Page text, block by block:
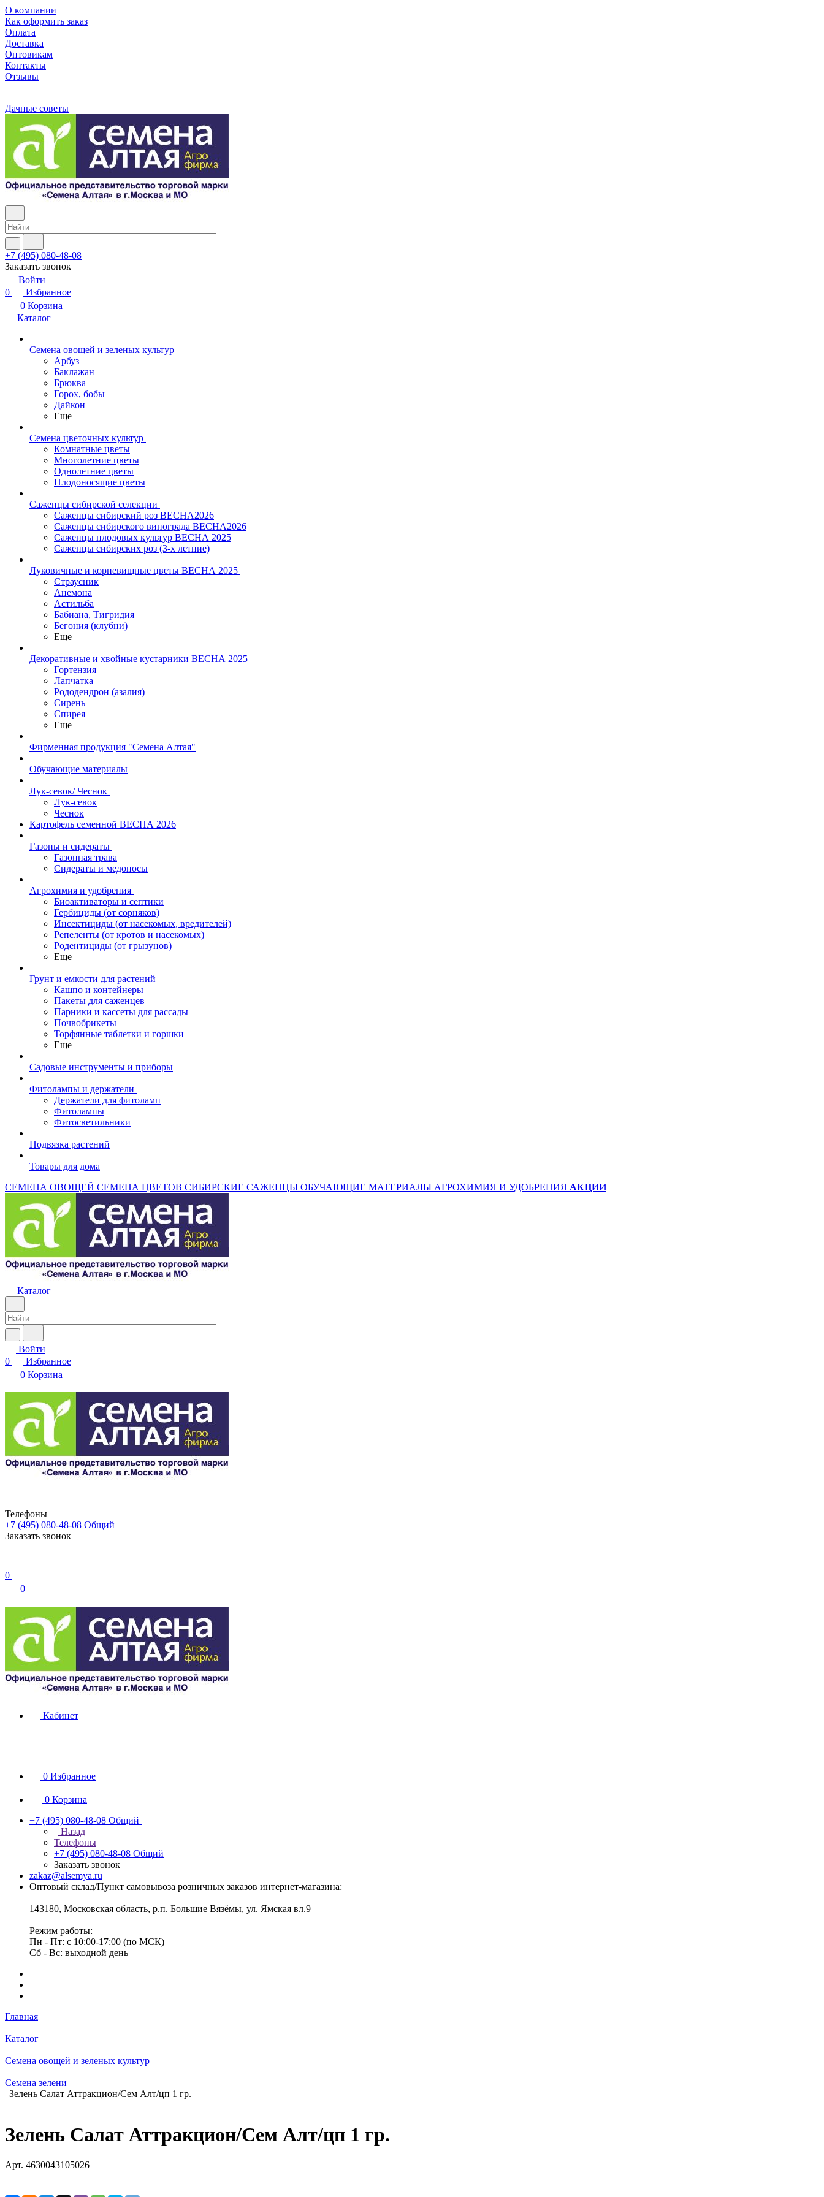
О компании
Как оформить заказ
Оплата
Доставка
Оптовикам
Контакты
Отзывы
Дачные советы
+7 (495) 080-48-08
Заказать звонок
Войти
0
Избранное
0 Корзина
Каталог
Семена овощей и зеленых культур
Арбуз
Баклажан
Брюква
Горох, бобы
Дайкон
Еще
Семена цветочных культур
Комнатные цветы
Многолетние цветы
Однолетние цветы
Плодоносящие цветы
Саженцы сибирской селекции
Саженцы сибирский роз ВЕСНА2026
Саженцы сибирского винограда ВЕСНА2026
Саженцы плодовых культур ВЕСНА 2025
Саженцы сибирских роз (3-х летние)
Луковичные и корневищные цветы ВЕСНА 2025
Страусник
Анемона
Астильба
Бабиана, Тигридия
Бегония (клубни)
Еще
Декоративные и хвойные кустарники ВЕСНА 2025
Гортензия
Лапчатка
Рододендрон (азалия)
Сирень
Спирея
Еще
Фирменная продукция "Семена Алтая"
Обучающие материалы
Лук-севок/ Чеснок
Лук-севок
Чеснок
Картофель семенной ВЕСНА 2026
Газоны и сидераты
Газонная трава
Сидераты и медоносы
Агрохимия и удобрения
Биоактиваторы и септики
Гербициды (от сорняков)
Инсектициды (от насекомых, вредителей)
Репеленты (от кротов и насекомых)
Родентициды (от грызунов)
Еще
Грунт и емкости для растений
Кашпо и контейнеры
Пакеты для саженцев
Парники и кассеты для рассады
Почвобрикеты
Торфянные таблетки и горшки
Еще
Садовые инструменты и приборы
Фитолампы и держатели
Держатели для фитоламп
Фитолампы
Фитосветильники
Подвязка растений
Товары для дома
СЕМЕНА ОВОЩЕЙ СЕМЕНА ЦВЕТОВ СИБИРСКИЕ САЖЕНЦЫ ОБУЧАЮЩИЕ МАТЕРИАЛЫ АГРОХИМИЯ И УДОБРЕНИЯ АКЦИИ
Каталог
Войти
0
Избранное
0 Корзина
Телефоны
+7 (495) 080-48-08 Общий
Заказать звонок
0
0
Кабинет
0 Избранное
0 Корзина
+7 (495) 080-48-08 Общий
Назад
Телефоны
+7 (495) 080-48-08 Общий
Заказать звонок
zakaz@alsemya.ru
Оптовый склад/Пункт самовывоза розничных заказов интернет-магазина:
143180, Московская область, р.п. Большие Вязёмы, ул. Ямская вл.9
Режим работы:
Пн - Пт: с 10:00-17:00 (по МСК)
Сб - Вс: выходной день
Главная
Каталог
Семена овощей и зеленых культур
Семена зелени
Зелень Салат Аттракцион/Сем Алт/цп 1 гр.
Зелень Салат Аттракцион/Сем Алт/цп 1 гр.
Арт. 4630043105026